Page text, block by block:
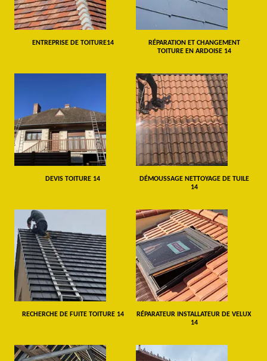
ENTREPRISE DE TOITURE14
RÉPARATION ET CHANGEMENT
TOITURE EN ARDOISE 14
DEVIS TOITURE 14
DÉMOUSSAGE NETTOYAGE DE TUILE
14
RECHERCHE DE FUITE TOITURE 14
RÉPARATEUR INSTALLATEUR DE VELUX
14